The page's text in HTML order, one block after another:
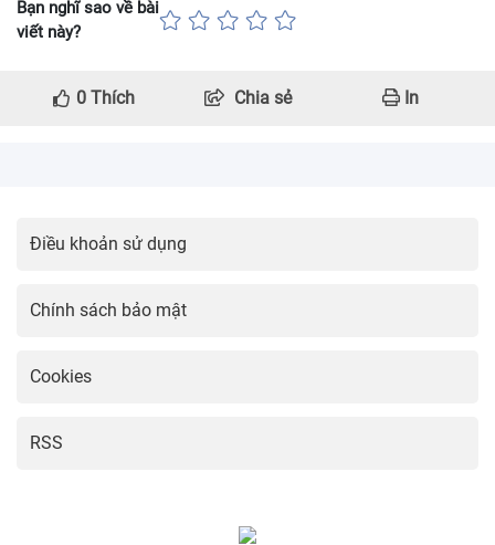
Bạn nghĩ sao về bài
viết này?
0 Thích Chia sẻ In
Điều khoản sử dụng
Chính sách bảo mật
Cookies
RSS